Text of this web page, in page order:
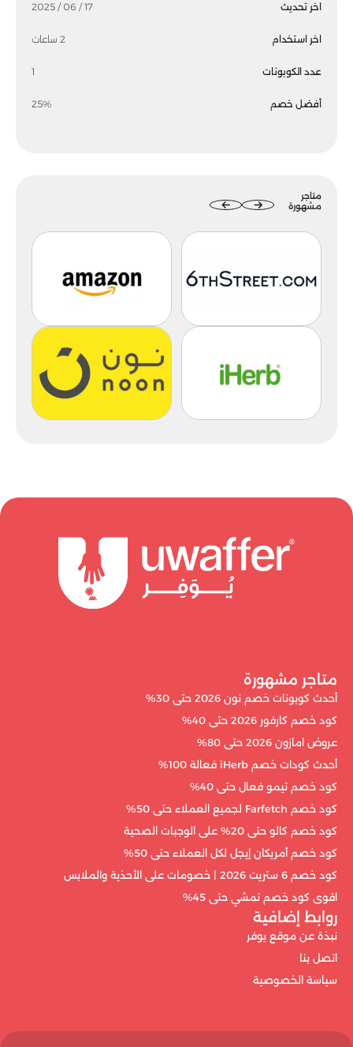
اخر تحديث 17 / 06 / 2025
اخر استخدام 2 ساعات
عدد الكوبونات 1
أفضل خصم 25%
متاجر
مشهورة
متاجر مشهورة
أحدث كوبونات خصم نون 2026 حتى 30%
كود خصم كارفور 2026 حتى 40%
عروض امازون 2026 حتى 80%
أحدث كودات خصم iHerb فعالة 100%
كود خصم تيمو فعال حتى 40%
كود خصم Farfetch لجميع العملاء حتى 50%
كود خصم كالو حتى 20% على الوجبات الصحية
كود خصم أمريكان إيجل لكل العملاء حتى 50%
كود خصم 6 ستريت 2026 | خصومات على الأحذية والملابس
اقوى كود خصم نمشي حتى 45%
روابط إضافية
نبذة عن موقع يوفر
اتصل بنا
سياسة الخصوصية